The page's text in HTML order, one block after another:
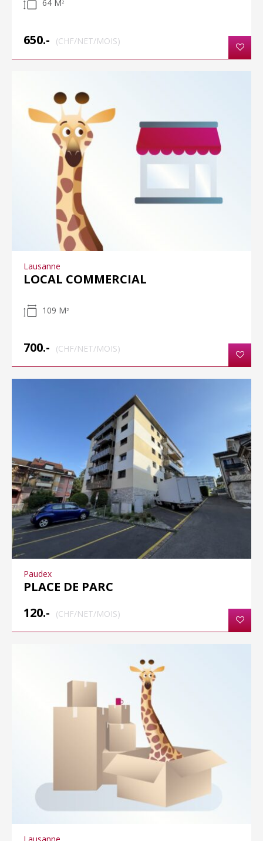
64 M 2
650.- (CHF/NET/MOIS)
Lausanne
LOCAL COMMERCIAL
109 M 2
700.- (CHF/NET/MOIS)
Paudex
PLACE DE PARC
120.-
(CHF/NET/MOIS)
Lausanne